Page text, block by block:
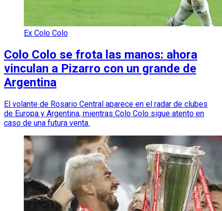
Ex Colo Colo
Colo Colo se frota las manos: ahora
vinculan a Pizarro con un grande de
Argentina
El volante de Rosario Central aparece en el radar de clubes
de Europa y Argentina, mientras Colo Colo sigue atento en
caso de una futura venta.